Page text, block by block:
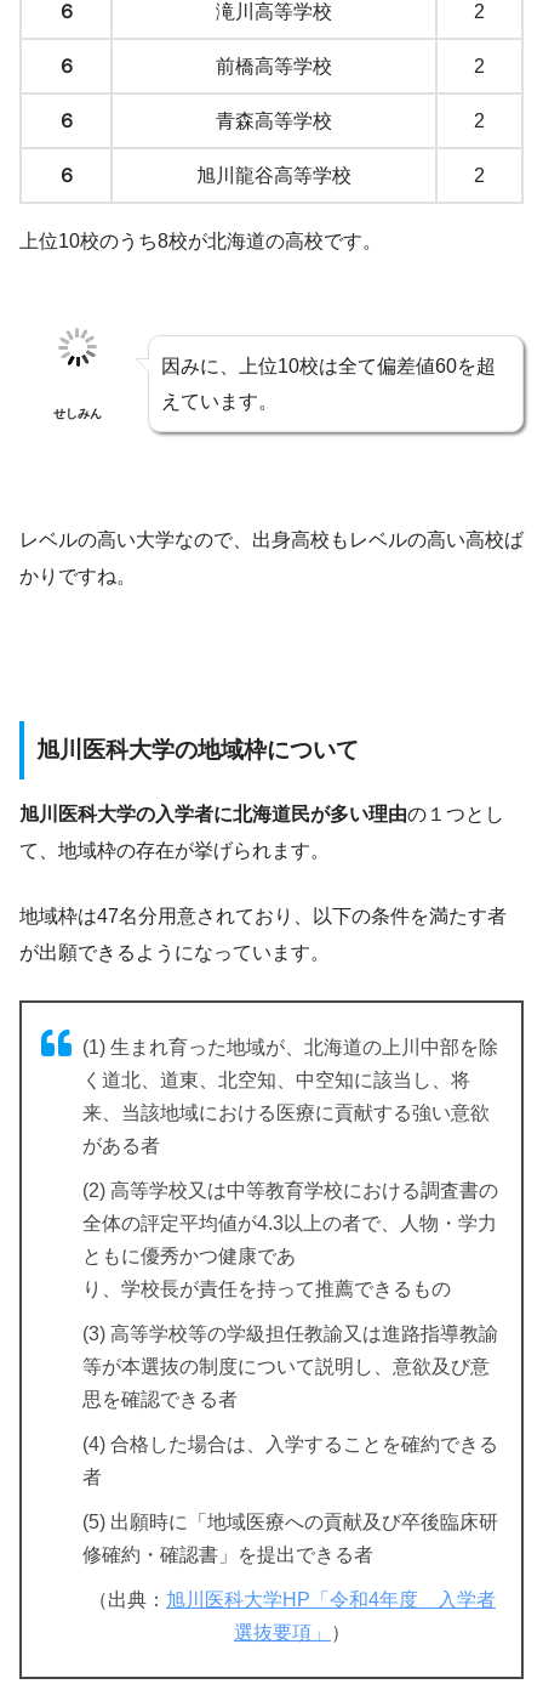
６ 滝川高等学校 2
６ 前橋高等学校 2
６ 青森高等学校 2
６ 旭川龍谷高等学校 2
上位10校のうち8校が北海道の高校です。
せしみん
因みに、上位10校は全て偏差値60を超
えています。
レベルの高い大学なので、出身高校もレベルの高い高校ば
かりですね。
旭川医科大学の地域枠について
旭川医科大学の入学者に北海道民が多い理由の１つとし
て、地域枠の存在が挙げられます。
地域枠は47名分用意されており、以下の条件を満たす者
が出願できるようになっています。
(1) 生まれ育った地域が、北海道の上川中部を除
く道北、道東、北空知、中空知に該当し、将
来、当該地域における医療に貢献する強い意欲
がある者
(2) 高等学校又は中等教育学校における調査書の
全体の評定平均値が4.3以上の者で、人物・学力
ともに優秀かつ健康であ
り、学校長が責任を持って推薦できるもの
(3) 高等学校等の学級担任教諭又は進路指導教諭
等が本選抜の制度について説明し、意欲及び意
思を確認できる者
(4) 合格した場合は、入学することを確約できる
者
(5) 出願時に「地域医療への貢献及び卒後臨床研
修確約・確認書」を提出できる者
（出典： 旭川医科大学HP「令和4年度 入学者
選抜要項」
）